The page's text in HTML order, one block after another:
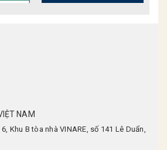
NAM
Khu B tòa nhà VINARE, số 141 Lê Duẩn,